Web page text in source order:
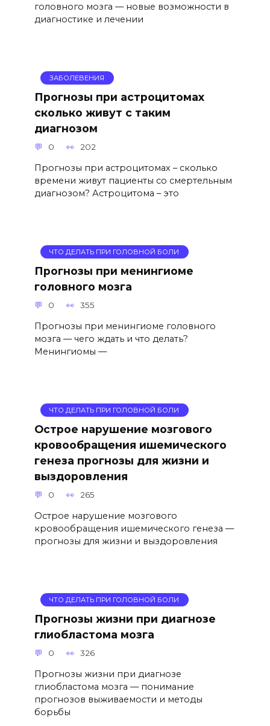
головного мозга — новые возможности в
диагностике и лечении
ЗАБОЛЕВЕНИЯ
Прогнозы при астроцитомах
сколько живут с таким
диагнозом
0 202
Прогнозы при астроцитомах – сколько
времени живут пациенты со смертельным
диагнозом? Астроцитома – это
ЧТО ДЕЛАТЬ ПРИ ГОЛОВНОЙ БОЛИ
Прогнозы при менингиоме
головного мозга
0 355
Прогнозы при менингиоме головного
мозга — чего ждать и что делать?
Менингиомы —
ЧТО ДЕЛАТЬ ПРИ ГОЛОВНОЙ БОЛИ
Острое нарушение мозгового
кровообращения ишемического
генеза прогнозы для жизни и
выздоровления
0 265
Острое нарушение мозгового
кровообращения ишемического генеза —
прогнозы для жизни и выздоровления
ЧТО ДЕЛАТЬ ПРИ ГОЛОВНОЙ БОЛИ
Прогнозы жизни при диагнозе
глиобластома мозга
0 326
Прогнозы жизни при диагнозе
глиобластома мозга — понимание
прогнозов выживаемости и методы
борьбы